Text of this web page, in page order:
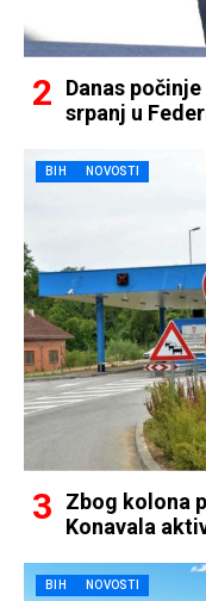
Danas
srpanj u
BIH NOVOSTI
Zbog kolona
Konavala
BIH NOVOSTI